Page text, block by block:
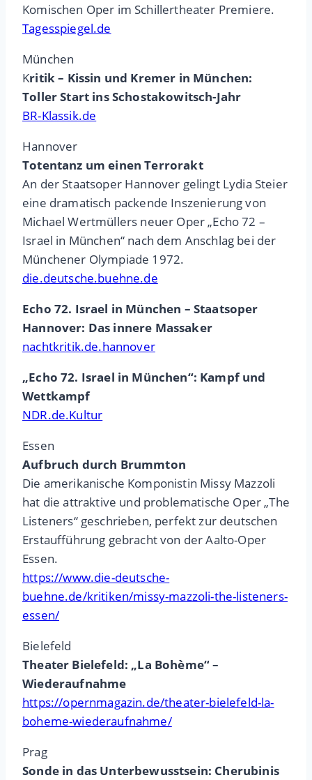
Komischen Oper im Schillertheater Premiere.
Tagesspiegel.de
München
Kritik – Kissin und Kremer in München:
Toller Start ins Schostakowitsch-Jahr
BR-Klassik.de
Hannover
Totentanz um einen Terrorakt
An der Staatsoper Hannover gelingt Lydia Steier
eine dramatisch packende Inszenierung von
Michael Wertmüllers neuer Oper „Echo 72 –
Israel in München“ nach dem Anschlag bei der
Münchener Olympiade 1972.
die.deutsche.buehne.de
Echo 72. Israel in München – Staatsoper
Hannover: Das innere Massaker
nachtkritik.de.hannover
„Echo 72. Israel in München“: Kampf und
Wettkampf
NDR.de.Kultur
Essen
Aufbruch durch Brummton
Die amerikanische Komponistin Missy Mazzoli
hat die attraktive und problematische Oper „The
Listeners“ geschrieben, perfekt zur deutschen
Erstaufführung gebracht von der Aalto-Oper
Essen.
https://www.die-deutsche-
buehne.de/kritiken/missy-mazzoli-the-listeners-
essen/
Bielefeld
Theater Bielefeld: „La Bohème“ –
Wiederaufnahme
https://opernmagazin.de/theater-bielefeld-la-
boheme-wiederaufnahme/
Prag
Sonde in das Unterbewusstsein: Cherubinis